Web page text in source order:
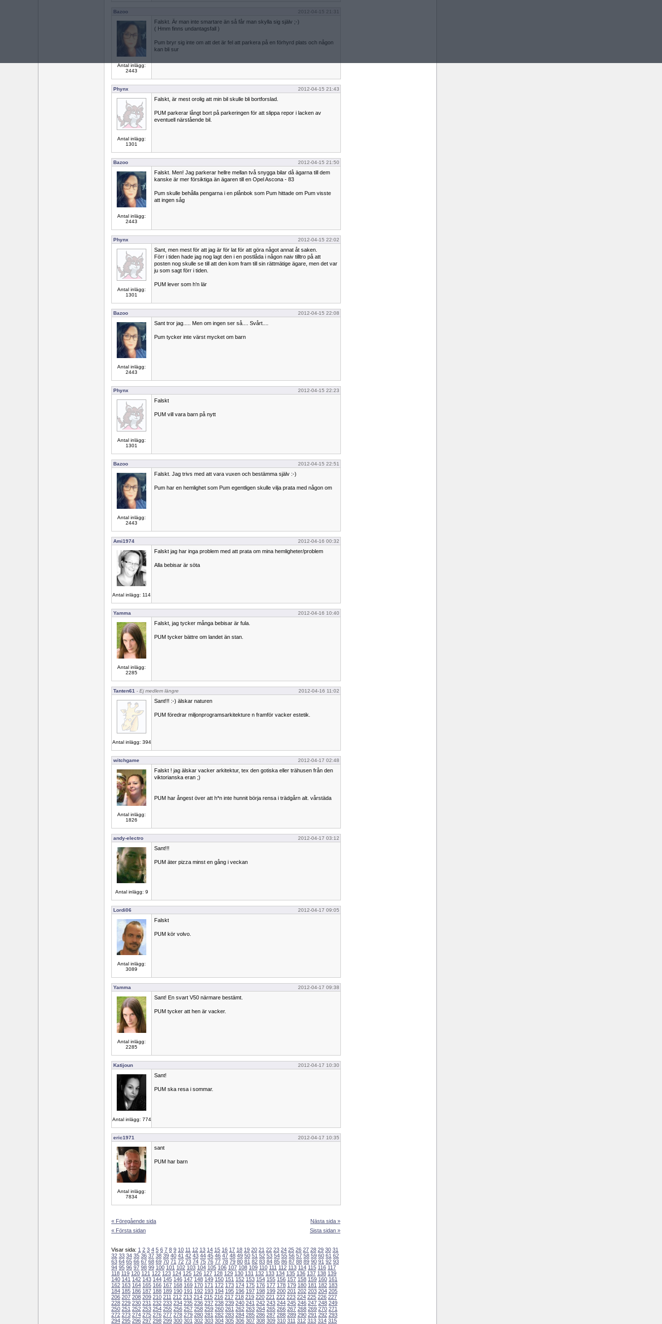
Bazoo 2012-04-15 21:31
Antal inlägg:
2443
Falskt. Är man inte smartare än så får man skylla sig själv ;-)
( Hmm finns undantagsfall )
Pum bryr sig inte om att det är fel att parkera på en förhyrd plats och någon
kan bli sur
Phynx 2012-04-15 21:43
Antal inlägg:
1301
Falskt, är mest orolig att min bil skulle bli bortforslad.
PUM parkerar långt bort på parkeringen för att slippa repor i lacken av
eventuell närstående bil.
Bazoo 2012-04-15 21:50
Antal inlägg:
2443
Falskt. Men! Jag parkerar hellre mellan två snygga bilar då ägarna till dem
kanske är mer försiktiga än ägaren till en Opel Ascona - 83
Pum skulle behålla pengarna i en plånbok som Pum hittade om Pum visste
att ingen såg
Phynx 2012-04-15 22:02
Antal inlägg:
1301
Sant, men mest för att jag är för lat för att göra något annat åt saken.
Förr i tiden hade jag nog lagt den i en postlåda i någon naiv tilltro på att
posten nog skulle se till att den kom fram till sin rättmätige ägare, men det var
ju som sagt förr i tiden.
PUM lever som h'n lär
Bazoo 2012-04-15 22:08
Antal inlägg:
2443
Sant tror jag..... Men om ingen ser så.... Svårt....
Pum tycker inte värst mycket om barn
Phynx 2012-04-15 22:23
Antal inlägg:
1301
Falskt
PUM vill vara barn på nytt
Bazoo 2012-04-15 22:51
Antal inlägg:
2443
Falskt. Jag trivs med att vara vuxen och bestämma själv :-)
Pum har en hemlighet som Pum egentligen skulle vilja prata med någon om
Ami1974 2012-04-16 00:32
Antal inlägg: 114
Falskt jag har inga problem med att prata om mina hemligheter/problem
Alla bebisar är söta
Yamma 2012-04-16 10:40
Antal inlägg:
2285
Falskt, jag tycker många bebisar är fula.
PUM tycker bättre om landet än stan.
Tanten61 - Ej medlem längre 2012-04-16 11:02
Antal inlägg: 394
Sant!!! :-) älskar naturen
PUM föredrar miljonprogramsarkitekture n framför vacker estetik.
witchgame 2012-04-17 02:48
Antal inlägg:
1826
Falskt ! jag älskar vacker arkitektur, tex den gotiska eller trähusen från den
viktorianska eran ;)
PUM har ångest över att h*n inte hunnit börja rensa i trädgårn alt. vårstäda
andy-electro 2012-04-17 03:12
Antal inlägg: 9
Sant!!!
PUM äter pizza minst en gång i veckan
Lordi06 2012-04-17 09:05
Antal inlägg:
3089
Falskt
PUM kör volvo.
Yamma 2012-04-17 09:38
Antal inlägg:
2285
Sant! En svart V50 närmare bestämt.
PUM tycker att hen är vacker.
Katijoun 2012-04-17 10:30
Antal inlägg: 774
Sant!
PUM ska resa i sommar.
eric1971 2012-04-17 10:35
Antal inlägg:
7834
sant
PUM har barn
« Föregående sida
« Första sidan
Nästa sida »
Sista sidan »
Visar sida: 1 2 3 4 5 6 7 8 9 10 11 12 13 14 15 16 17 18 19 20 21 22 23 24 25 26 27 28 29 30 31
32 33 34 35 36 37 38 39 40 41 42 43 44 45 46 47 48 49 50 51 52 53 54 55 56 57 58 59 60 61 62
63 64 65 66 67 68 69 70 71 72 73 74 75 76 77 78 79 80 81 82 83 84 85 86 87 88 89 90 91 92 93
94 95 96 97 98 99 100 101 102 103 104 105 106 107 108 109 110 111 112 113 114 115 116 117
118 119 120 121 122 123 124 125 126 127 128 129 130 131 132 133 134 135 136 137 138 139
140 141 142 143 144 145 146 147 148 149 150 151 152 153 154 155 156 157 158 159 160 161
162 163 164 165 166 167 168 169 170 171 172 173 174 175 176 177 178 179 180 181 182 183
184 185 186 187 188 189 190 191 192 193 194 195 196 197 198 199 200 201 202 203 204 205
206 207 208 209 210 211 212 213 214 215 216 217 218 219 220 221 222 223 224 225 226 227
228 229 230 231 232 233 234 235 236 237 238 239 240 241 242 243 244 245 246 247 248 249
250 251 252 253 254 255 256 257 258 259 260 261 262 263 264 265 266 267 268 269 270 271
272 273 274 275 276 277 278 279 280 281 282 283 284 285 286 287 288 289 290 291 292 293
294 295 296 297 298 299 300 301 302 303 304 305 306 307 308 309 310 311 312 313 314 315